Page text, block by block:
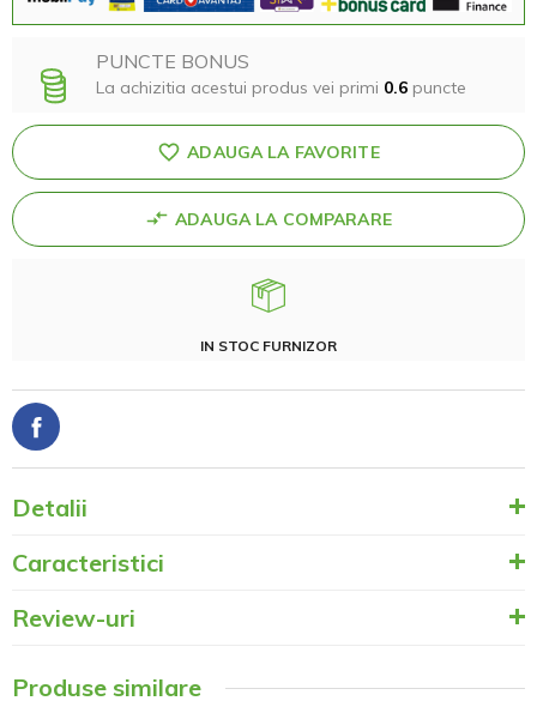
PUNCTE BONUS
La achizitia acestui produs vei primi 0.6 puncte
ADAUGA LA FAVORITE
ADAUGA LA COMPARARE
IN STOC FURNIZOR
Detalii
Caracteristici
Review-uri
Produse similare